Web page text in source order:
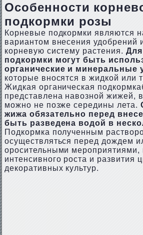
Особенности
подкормки розы
Корневые подкормки являются
вариантом внесения удобрений
корневую систему растения.
подкормки могут быть
органические и минеральные
которые вносятся в жидкой или
Жидкая органическая
представлена навозной жижей,
можно не позже середины лета.
жижа обязательно перед
быть разведена водой в
Подкормка полученным
осуществляться перед дождем
оросительными мероприятиями,
интенсивного роста и развития
декоративных культур.